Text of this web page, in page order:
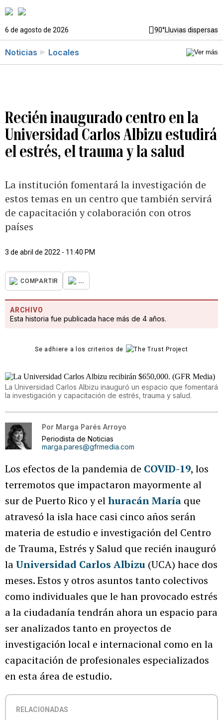
6 de agosto de 2026 90°Lluvias dispersas
Noticias Locales
Recién inaugurado centro en la
Universidad Carlos Albizu estudirá
el estrés, el trauma y la salud
La institución fomentará la investigación de
estos temas en un centro que también servirá
de capacitación y colaboración con otros
países
3 de abril de 2022 - 11:40 PM
COMPARTIR ...
ARCHIVO
Esta historia fue publicada hace más de 4 años.
Se adhiere a los criterios de
La Universidad Carlos Albizu inauguró un espacio que fomentará
la investigación y capacitación de estrés, trauma y salud.
Por Marga Parés Arroyo
Periodista de Noticias
marga.pares@gfrmedia.com
Los efectos de la pandemia de COVID-19, los
terremotos que impactaron mayormente al
sur de Puerto Rico y elhuracán María que
atravesó la isla hace casi cinco años serán
materia de estudio e investigación del Centro
de Trauma, Estrés y Salud que recién inauguró
laUniversidad Carlos Albizu (UCA) hace dos
meses. Estos y otros asuntos tanto colectivos
como individuales que le han provocado estrés
a la ciudadanía tendrán ahora un espacio para
ser analizados tanto en proyectos de
investigación local e internacional como en la
capacitación de profesionales especializados
en esta área de estudio.
RELACIONADAS